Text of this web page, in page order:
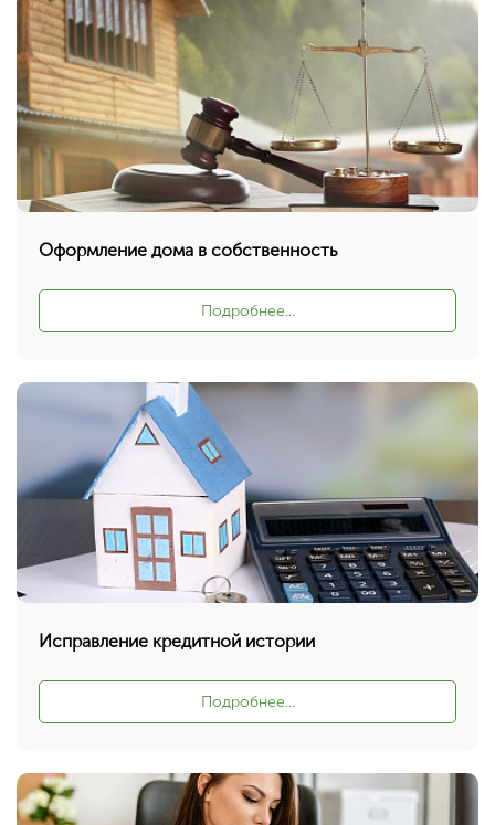
Оформление дома в собственность
Подробнее...
Исправление кредитной истории
Подробнее...